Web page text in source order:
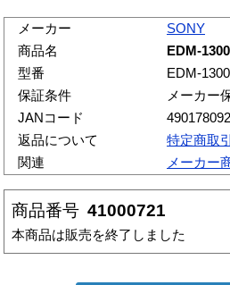
メーカー
SONY
商品名
EDM-
型番
EDM-
保証条件
メーカー
JANコード
返品について
特定商取
関連
メーカー
商品番号 41000721
本商品は販売を終了しました